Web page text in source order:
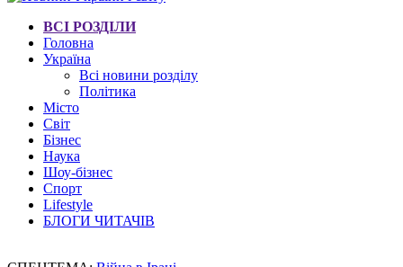
ВСІ РОЗДІЛИ
Головна
Україна
Всі новини розділу
Політика
Місто
Світ
Бізнес
Наука
Шоу-бізнес
Спорт
Lifestyle
БЛОГИ ЧИТАЧІВ